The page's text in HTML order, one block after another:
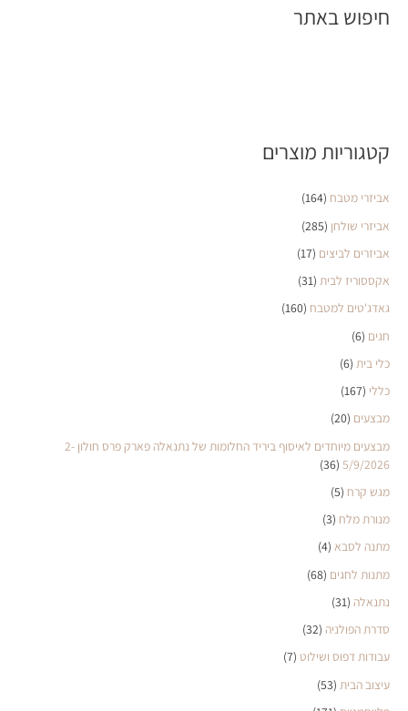
חיפוש באתר
קטגוריות מוצרים
אביזרי מטבח (164)
אביזרי שולחן (285)
אביזרים לביצים (17)
אקססוריז לבית (31)
גאדג'טים למטבח (160)
חגים (6)
כלי בית (6)
כללי (167)
מבצעים (20)
מבצעים מיוחדים לאיסוף ביריד החלומות של נתנאלה פארק פרס חולון 2-
5/9/2026
(36)
מגש קרח (5)
מנורת מלח (3)
מתנה לסבא (4)
מתנות לחגים (68)
נתנאלה (31)
סדרת הפולניה (32)
עבודות דפוס ושילוט (7)
עיצוב הבית (53)